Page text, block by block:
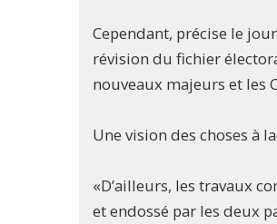
Cependant, précise le
révision du fichier
nouveaux majeurs et les
Une vision des choses à
«D’ailleurs, les travaux
et endossé par les deux